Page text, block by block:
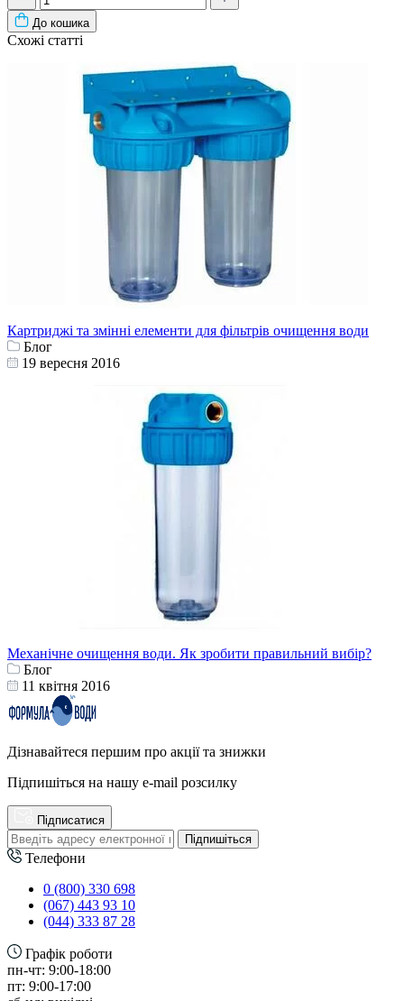
До кошика
Схожі статті
Картриджі та змінні елементи для фільтрів очищення води
Блог
19 вересня 2016
Механічне очищення води. Як зробити правильний вибір?
Блог
11 квітня 2016
Дізнавайтеся першим про акції та знижки
Підпишіться на нашу e-mail розсилку
Підписатися
Підпишіться
Телефони
0 (800) 330 698
(067) 443 93 10
(044) 333 87 28
Графік роботи
пн-чт: 9:00-18:00
пт: 9:00-17:00